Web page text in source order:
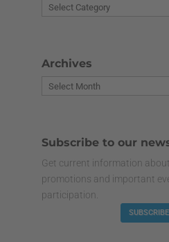
Archives
Subscribe to our
Get current information
promotions and important
participation.
SUBSCRIBE